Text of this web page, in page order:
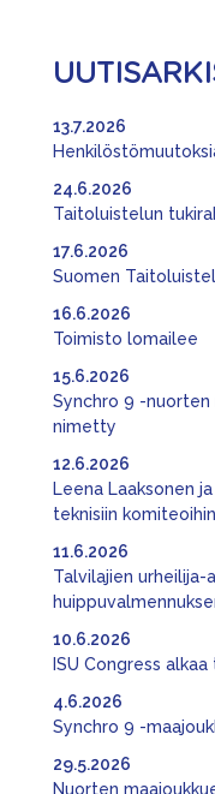
13.7.2026
Taitoluistelun
24.6.2026
Suomen
17.6.2026
Toimisto lomailee
16.6.2026
Synchro 9 -nuorten
nimetty
15.6.2026
Leena Laaksonen
teknisiin komiteoihin
12.6.2026
Talvilajien urheilija-
11.6.2026
ISU Congress alkaa
10.6.2026
Synchro 9 -
4.6.2026
Nuorten
29.5.2026